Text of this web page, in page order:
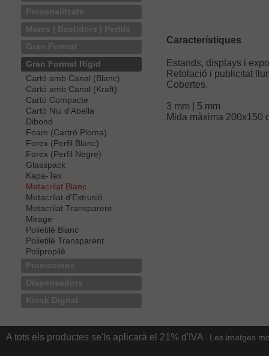
Personalitzats
Marcs | Bastidors | Perfils
Gran Format
Gran Format Rígid
Cartó amb Canal (Blanc)
Cartó amb Canal (Kraft)
Cartó Compacte
Cartó Niu d'Abella
Dibond
Foam (Cartró Ploma)
Forex (Perfil Blanc)
Forex (Perfil Negre)
Glasspack
Kapa-Tex
Metacrilat Blanc
Metacrilat d'Extrusió
Metacrilat Transparent
Mirage
Polietilè Blanc
Polietilè Transparent
Polipropilè
Promocions
Dispensadors
Kiosk Digital
Característiques
Estands, displays i
Retolació i publicitat
Cobertes.
3 mm | 5 mm
Mida màxima 200x150
A tots els productes se'ls aplicarà el 21% d'IVA · Les imatges